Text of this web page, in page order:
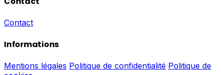
Contact
Informations
Mentions légales Politique de confidentialité Politique de